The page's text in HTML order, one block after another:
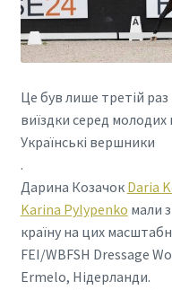
Це був лише третій раз
виїздки серед молодих
Українські вершники
.
Дарина Козачок Daria
Karina Pylypenko мали
країну на цих
FEI/WBFSH Dressage
Ermelo, Нідерланди.